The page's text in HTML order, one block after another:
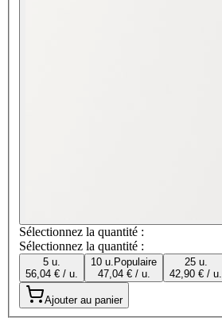
Sélectionnez la quantité :
Sélectionnez la quantité :
5 u.
56,04 € / u.
10 u. Populaire
47,04 € / u.
25 u.
42,90 € / u.
Ajouter au panier